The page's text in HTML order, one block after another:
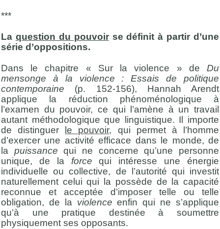
***
La question du pouvoirse définit à partir d’une
série d’oppositions.
Dans le chapitre « Sur la violence » de Du
mensonge à la violence : Essais de politique
contemporaine (p. 152-156), Hannah Arendt
applique la réduction phénoménologique à
l’examen du pouvoir, ce qui l’amène à un travail
autant méthodologique que linguistique. Il importe
de distinguer
le pouvoir, qui permet à l’homme
d’exercer une activité efficace dans le monde, de
la puissance qui ne concerne qu’une personne
unique, de la force qui intéresse une énergie
individuelle ou collective, de l’autorité qui investit
naturellement celui qui la possède de la capacité
reconnue et acceptée d’imposer telle ou telle
obligation, de la violence enfin qui ne s’applique
qu’à une pratique destinée à soumettre
physiquement ses opposants.